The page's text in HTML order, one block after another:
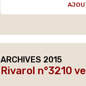
ARCHIVES 2015
Rivarol n°3210